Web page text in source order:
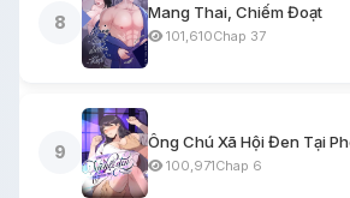
8
Mang Thai, Chiếm Đoạt
101,610Chap 37
9
Ông Chú Xã Hội Đen Tại
100,971Chap 6